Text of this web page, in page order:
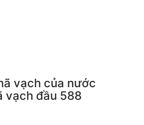
vạch của nước
vạch đầu 588